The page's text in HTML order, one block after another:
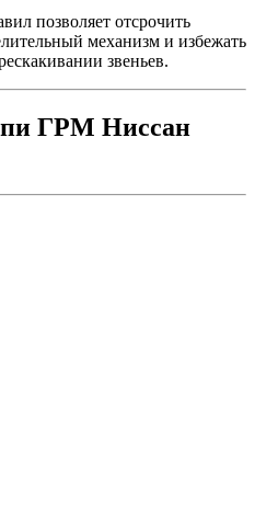
позволяет отсрочить
механизм и избежать
звеньев.
ГРМ Ниссан